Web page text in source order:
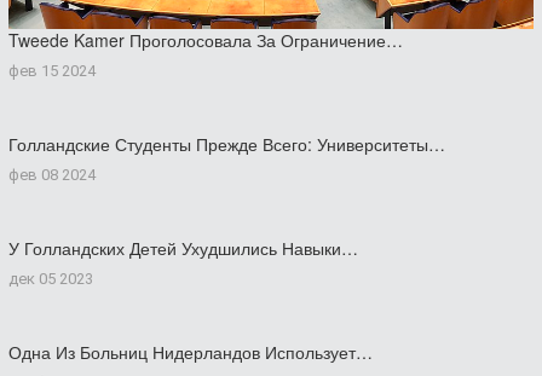
Tweede Kamer Проголосовала За Ограничение…
фев 15 2024
Голландские Студенты Прежде Всего: Университеты…
фев 08 2024
У Голландских Детей Ухудшились Навыки…
дек 05 2023
Одна Из Больниц Нидерландов Использует…